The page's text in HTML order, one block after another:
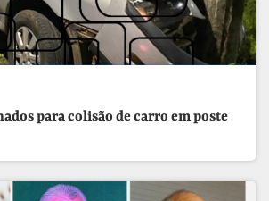
para colisão de carro em poste